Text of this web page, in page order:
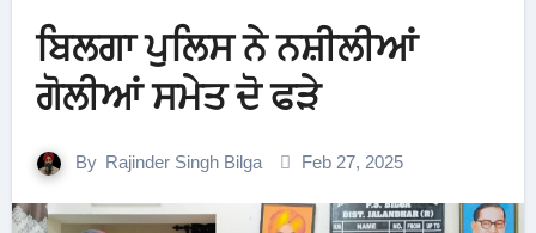
ਬਿਲਗਾ ਪੁਲਿਸ ਨੇ ਨਸ਼ੀਲੀਆਂ
ਗੋਲੀਆਂ ਸਮੇਤ ਦੋ ਫੜੇ
By Rajinder Singh Bilga Feb 27, 2025